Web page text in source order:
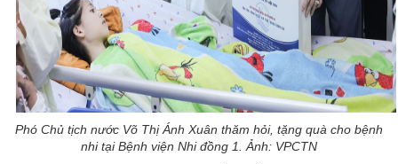
Phó Chủ tịch nước Võ Thị Ánh Xuân thăm hỏi, tặng quà cho bệnh
nhi tại Bệnh viện Nhi đồng 1. Ảnh: VPCTN